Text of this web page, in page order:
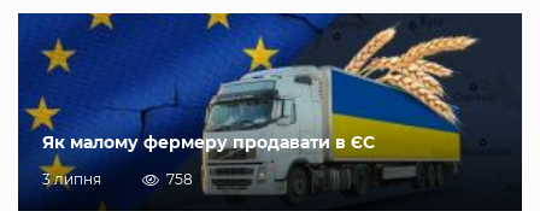
Як малому фермеру продавати в ЄС
3 липня 758